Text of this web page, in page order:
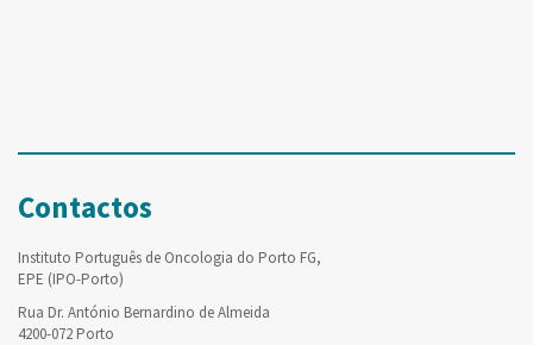
Contactos
Instituto Português de Oncologia do Porto FG,
EPE (IPO-Porto)
Rua Dr. António Bernardino de Almeida
4200-072 Porto